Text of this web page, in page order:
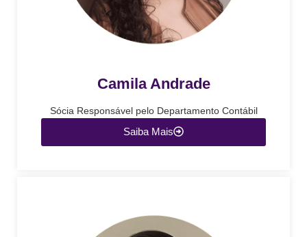
Camila Andrade
Sócia Responsável pelo Departamento Contábil
Saiba Mais